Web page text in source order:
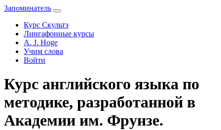
Запоминатель
Курс Скультэ
Лингафонные курсы
A. J. Hoge
Учим слова
Войти
Курс английского языка по
методике, разработанной в
Академии им. Фрунзе.